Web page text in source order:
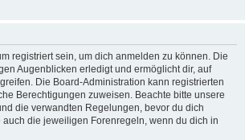
registriert sein, um dich anmelden zu können. Die
Augenblicken erledigt und ermöglicht dir, auf
Die Board-Administration kann registrierten
Berechtigungen zuweisen. Beachte bitte unsere
die verwandten Regelungen, bevor du dich
auch die jeweiligen Forenregeln, wenn du dich in